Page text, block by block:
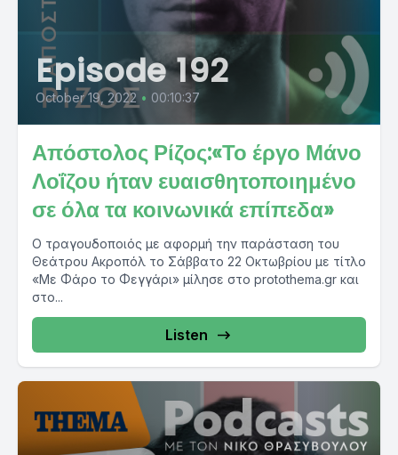
Episode 192
October 19, 2022 • 00:10:37
Απόστολος Ρίζος:«Το έργο Μάνο
Λοΐζου ήταν ευαισθητοποιημένο
σε όλα τα κοινωνικά επίπεδα»
Ο τραγουδοποιός με αφορμή την παράσταση του
Θεάτρου Ακροπόλ το Σάββατο 22 Οκτωβρίου με τίτλο
«Με Φάρο το Φεγγάρι» μίλησε στο protothema.gr και
στο...
Listen